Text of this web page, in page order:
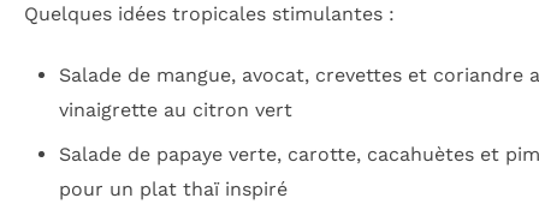
Quelques idées tropicales stimulantes :
Salade de mangue, avocat, crevettes et coriandre
vinaigrette au citron vert
Salade de papaye verte, carotte, cacahuètes et
pour un plat thaï inspiré